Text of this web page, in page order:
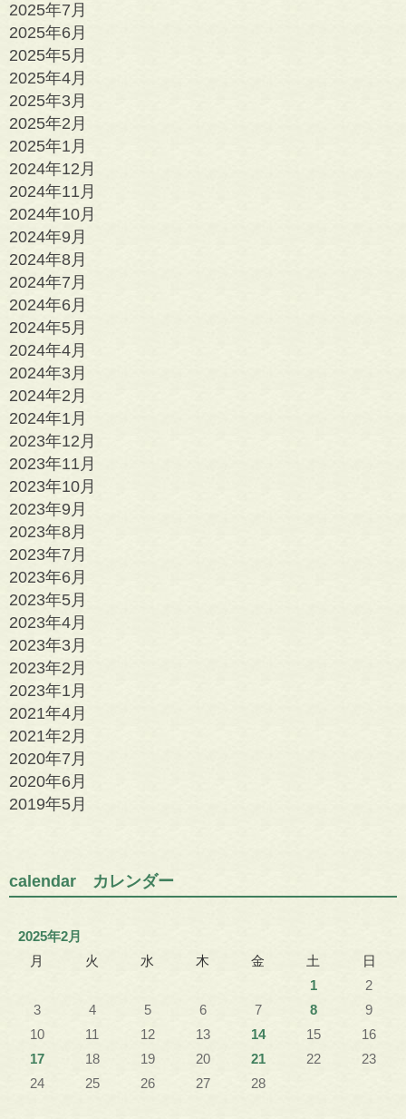
2025年7月
2025年6月
2025年5月
2025年4月
2025年3月
2025年2月
2025年1月
2024年12月
2024年11月
2024年10月
2024年9月
2024年8月
2024年7月
2024年6月
2024年5月
2024年4月
2024年3月
2024年2月
2024年1月
2023年12月
2023年11月
2023年10月
2023年9月
2023年8月
2023年7月
2023年6月
2023年5月
2023年4月
2023年3月
2023年2月
2023年1月
2021年4月
2021年2月
2020年7月
2020年6月
2019年5月
calendar カレンダー
2025年2月
月
火 水 木 金 土
日
1
2
3
4 5 6 7 8
9
10
11 12 13 14 15
16
17
18 19 20 21 22
23
24
25 26 27 28